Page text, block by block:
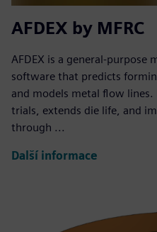
AFDEX by MFRC
AFDEX is a general-
software that predicts
and models metal flow lines.
trials, extends die life, and
through ...
Další informace